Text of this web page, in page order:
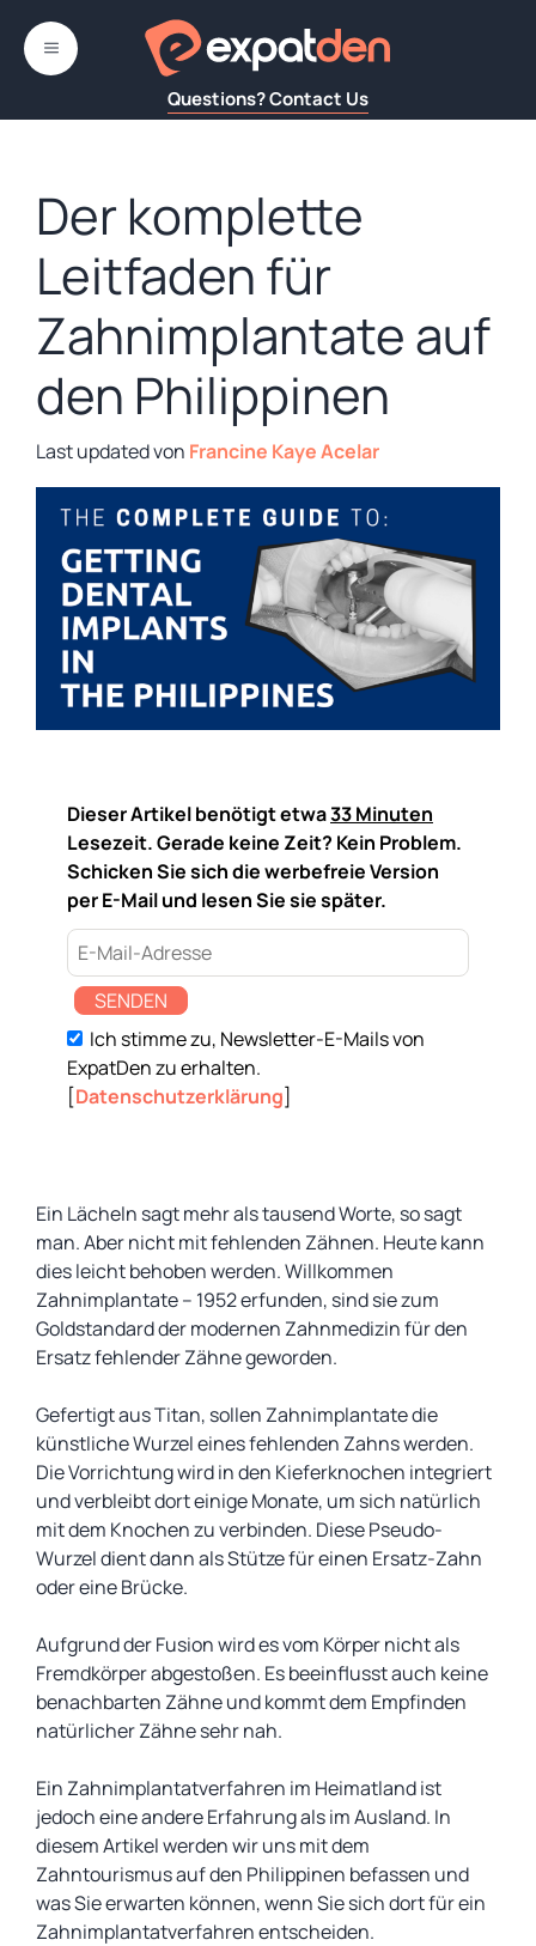
Inhalt
springen
Questions? Contact Us
MENÜ
Der komplette
Leitfaden für
Zahnimplantate auf
den Philippinen
von Francine Kaye Acelar
Dieser Artikel benötigt etwa33 Minuten
Lesezeit. Gerade keine Zeit? Kein Problem.
Schicken Sie sich die werbefreie Version
per E-Mail und lesen Sie sie später.
SENDEN
Ich stimme zu, Newsletter-E-Mails von
ExpatDen zu erhalten.
[Datenschutzerklärung]
Ein Lächeln sagt mehr als tausend Worte, so sagt
man. Aber nicht mit fehlenden Zähnen. Heute kann
dies leicht behoben werden. Willkommen
Zahnimplantate – 1952 erfunden, sind sie zum
Goldstandard der modernen Zahnmedizin für den
Ersatz fehlender Zähne geworden.
Gefertigt aus Titan, sollen Zahnimplantate die
künstliche Wurzel eines fehlenden Zahns werden.
Die Vorrichtung wird in den Kieferknochen integriert
und verbleibt dort einige Monate, um sich natürlich
mit dem Knochen zu verbinden. Diese Pseudo-
Wurzel dient dann als Stütze für einen Ersatz-Zahn
oder eine Brücke.
Aufgrund der Fusion wird es vom Körper nicht als
Fremdkörper abgestoßen. Es beeinflusst auch keine
benachbarten Zähne und kommt dem Empfinden
natürlicher Zähne sehr nah.
Ein Zahnimplantatverfahren im Heimatland ist
jedoch eine andere Erfahrung als im Ausland. In
diesem Artikel werden wir uns mit dem
Zahntourismus auf den Philippinen befassen und
was Sie erwarten können, wenn Sie sich dort für ein
Zahnimplantatverfahren entscheiden.